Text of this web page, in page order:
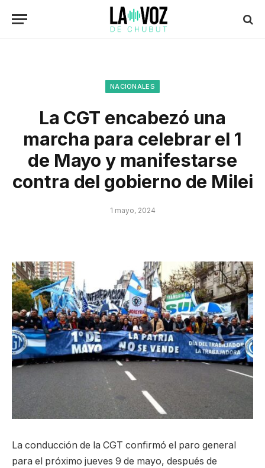
NACIONALES
La CGT encabezó una
marcha para celebrar el 1
de Mayo y manifestarse
contra del gobierno de Milei
1 mayo, 2024
La conducción de la CGT confirmó el paro general
para el próximo jueves 9 de mayo, después de